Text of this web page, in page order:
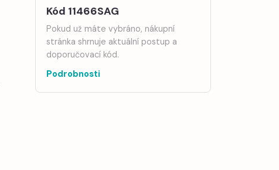
Kód 11466SAG
Pokud už máte vybráno, nákupní
stránka shrnuje aktuální postup a
doporučovací kód.
Podrobnosti